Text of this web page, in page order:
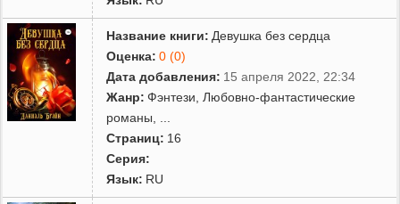
Название книги: Девушка без сердца
Оценка: 0 (0)
Дата добавления: 15 апреля 2022, 22:34
Жанр: Фэнтези
Любовно-фантастические
романы
Страниц: 16
Серия:
Язык: RU